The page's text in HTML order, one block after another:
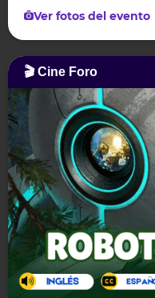
Ver fotos del evento
🎬 Cine Foro